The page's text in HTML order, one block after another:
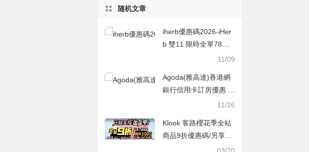
随机文章
iherb優惠碼2026-iHer
b 雙11 限時全單78折
11/09
Agoda(雅高達)香港網
銀行信用卡訂房優惠 2
11/26
Klook 客路櫻花季全站
商品9折優惠碼/另享滿
額現折1,000元！交通/